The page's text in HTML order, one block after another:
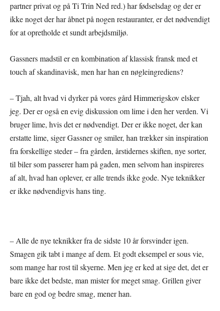
partner privat og på Ti Trin Ned red.) har fødselsdag og der er
ikke noget der har åbnet på nogen restauranter, er det nødvendigt
for at opretholde et sundt arbejdsmiljø.
Gassners madstil er en kombination af klassisk fransk med et
touch af skandinavisk, men har han en nøgleingrediens?
– Tjah, alt hvad vi dyrker på vores gård Himmerigskov elsker
jeg. Der er også en evig diskussion om lime i den her verden. Vi
bruger lime, hvis det er nødvendigt. Der er ikke noget, der kan
erstatte lime, siger Gassner og smiler, han trækker sin inspiration
fra forskellige steder – fra gården, årstidernes skiften, nye sorter,
til biler som passerer ham på gaden, men selvom han inspireres
af alt, hvad han oplever, er alle trends ikke gode. Nye teknikker
er ikke nødvendigvis hans ting.
– Alle de nye teknikker fra de sidste 10 år forsvinder igen.
Smagen gik tabt i mange af dem. Et godt eksempel er sous vie,
som mange har rost til skyerne. Men jeg er ked at sige det, det er
bare ikke det bedste, man mister for meget smag. Grillen giver
bare en god og bedre smag, mener han.